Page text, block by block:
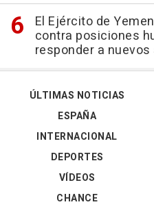
El Ejército de
contra posiciones
responder a
ÚLTIMAS NOTICIAS
ESPAÑA
INTERNACIONAL
DEPORTES
VÍDEOS
CHANCE